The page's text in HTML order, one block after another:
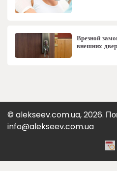
Врезной
внешних
© alekseev.com.ua, 2026.
info@alekseev.com.ua